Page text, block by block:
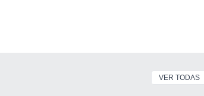
VER TODAS